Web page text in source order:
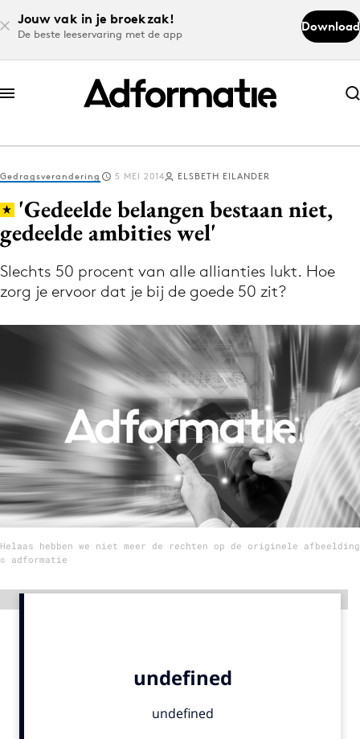
Jouw vak in je broekzak!
De beste leeservaring met de app
Download
Abonneer nu
Abonneer nu
Log in
Volg het laatste nieuws via de Adformatie
Nieuws app
Menu
Home
9 sept: GenAI-training
12 nov: MarketingLive!
Adverteren
Events
Gedragsverandering 5 MEI 2014 ELSBETH EILANDER
'Gedeelde belangen bestaan niet,
gedeelde ambities wel'
Slechts 50 procent van alle allianties lukt. Hoe
zorg je ervoor dat je bij de goede 50 zit?
Helaas hebben we niet meer de rechten op de originele afbeelding
© adformatie